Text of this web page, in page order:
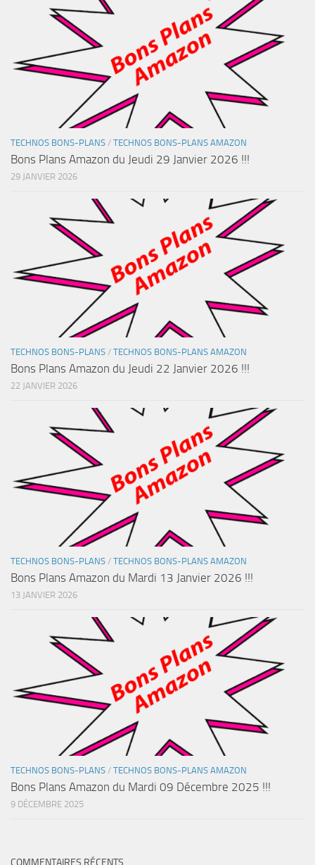
TECHNOS BONS-PLANS / TECHNOS BONS-PLANS AMAZON
Bons Plans Amazon du Jeudi 29 Janvier 2026 !!!
29 JANVIER 2026
TECHNOS BONS-PLANS / TECHNOS BONS-PLANS AMAZON
Bons Plans Amazon du Jeudi 22 Janvier 2026 !!!
22 JANVIER 2026
TECHNOS BONS-PLANS / TECHNOS BONS-PLANS AMAZON
Bons Plans Amazon du Mardi 13 Janvier 2026 !!!
13 JANVIER 2026
TECHNOS BONS-PLANS / TECHNOS BONS-PLANS AMAZON
Bons Plans Amazon du Mardi 09 Décembre 2025 !!!
9 DÉCEMBRE 2025
COMMENTAIRES RÉCENTS